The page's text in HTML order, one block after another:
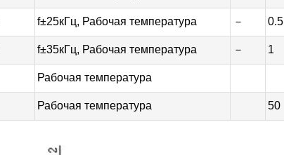
f±25кГц, Рабочая температура － 0.5
f±35кГц, Рабочая температура － 1
Рабочая температура
Рабочая температура 50